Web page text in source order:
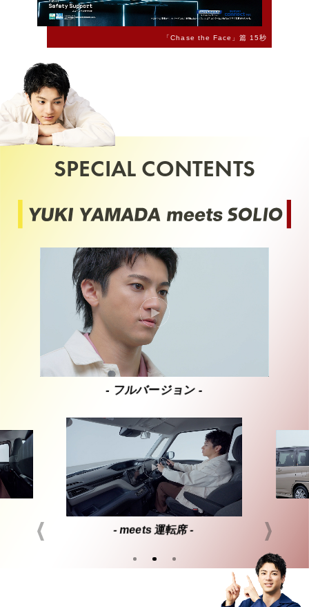
「Chase the Face」篇 15秒
SPECIAL CONTENTS
- フルバージョン -
- meets 運転席 -